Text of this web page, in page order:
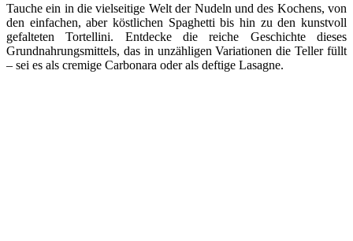
Tauche ein in die vielseitige Welt der Nudeln und des Kochens, von
den einfachen, aber köstlichen Spaghetti bis hin zu den kunstvoll
gefalteten Tortellini. Entdecke die reiche Geschichte dieses
Grundnahrungsmittels, das in unzähligen Variationen die Teller füllt
– sei es als cremige Carbonara oder als deftige Lasagne.